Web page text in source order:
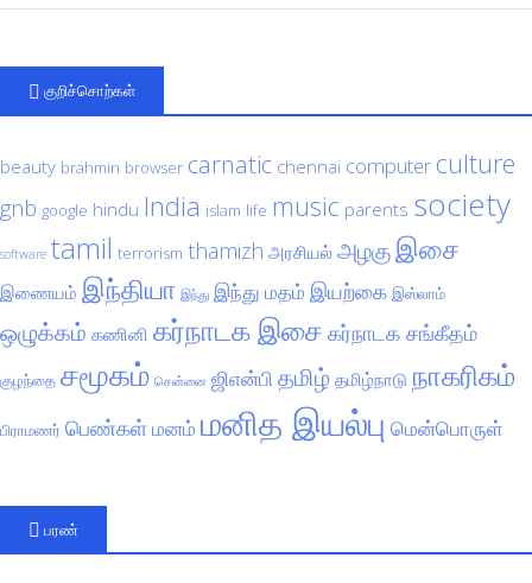
குறிச்சொற்கள்
beauty brahmin browser carnatic chennai computer culture
gnb google hindu India islam life music parents society
software tamil terrorism thamizh அரசியல் அழகுஇசை
இணையம் இந்தியா இந்து இந்து மதம் இயற்கை இஸ்லாம்
ஒழுக்கம் கணினி கர்நாடக இசை கர்நாடக சங்கீதம்
குழந்தை சமூகம் சென்னை ஜிஎன்பி தமிழ் தமிழ்நாடு நாகரிகம்
பிராமணர் பெண்கள்மனம் மனித இயல்பு மென்பொருள்
பரண்